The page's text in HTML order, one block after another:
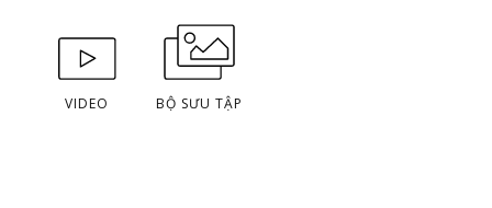
VIDEO BỘ SƯU TẬP